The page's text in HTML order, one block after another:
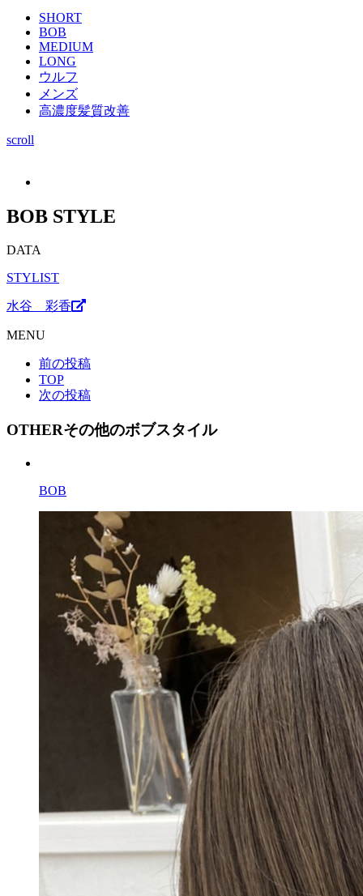
SHORT
BOB
MEDIUM
LONG
ウルフ
メンズ
高濃度髪質改善
scroll
BOB STYLE
DATA
STYLIST
水谷 彩香
MENU
前の投稿
TOP
次の投稿
OTHERその他のボブスタイル
BOB